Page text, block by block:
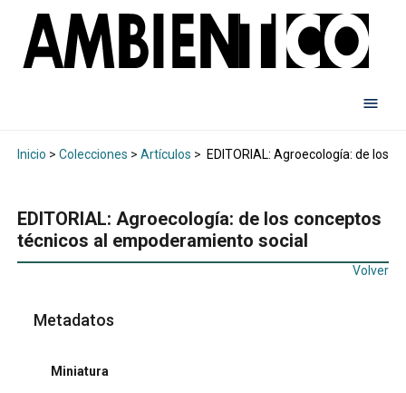
Inicio > Colecciones > Artículos > EDITORIAL: Agroecología: de los
EDITORIAL: Agroecología: de los conceptos
técnicos al empoderamiento social
Volver
Metadatos
Miniatura